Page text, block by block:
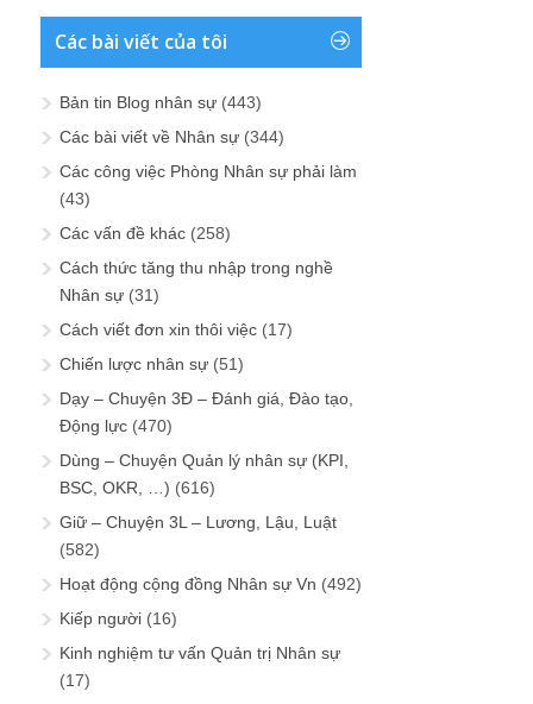
Các bài viết của tôi
Bản tin Blog nhân sự (443)
Các bài viết về Nhân sự (344)
Các công việc Phòng Nhân sự phải làm
(43)
Các vấn đề khác (258)
Cách thức tăng thu nhập trong nghề
Nhân sự (31)
Cách viết đơn xin thôi việc (17)
Chiến lược nhân sự (51)
Dạy – Chuyện 3Đ – Đánh giá, Đào tạo,
Động lực (470)
Dùng – Chuyện Quản lý nhân sự (KPI,
BSC, OKR, …) (616)
Giữ – Chuyện 3L – Lương, Lậu, Luật
(582)
Hoạt động cộng đồng Nhân sự Vn (492)
Kiếp người (16)
Kinh nghiệm tư vấn Quản trị Nhân sự
(17)